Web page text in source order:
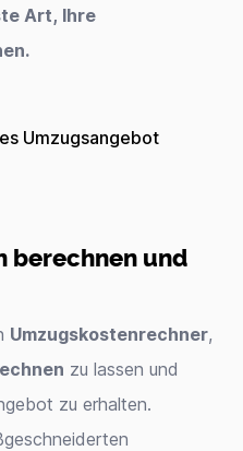
Art, Ihre
Umzugsangebot
berechnen und
Umzugskostenrechner,
zu lassen und
zu erhalten.